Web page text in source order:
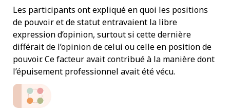
Les participants ont expliqué en quoi les positions
de pouvoir et de statut entravaient la libre
expression d’opinion, surtout si cette dernière
différait de l’opinion de celui ou celle en position de
pouvoir. Ce facteur avait contribué à la manière dont
l’épuisement professionnel avait été vécu.